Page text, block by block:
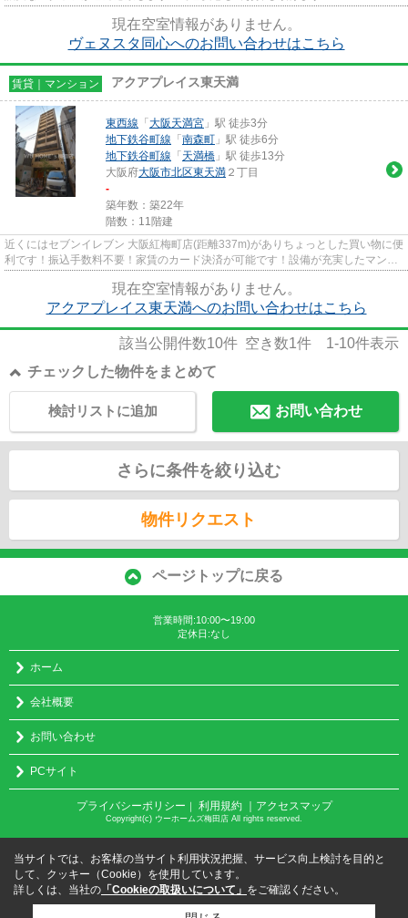
現在空室情報がありません。
ヴェヌスタ同心へのお問い合わせはこちら
賃貸｜マンション アクアプレイス東天満
東西線 「 大阪天満宮 」駅 徒歩3分
地下鉄谷町線 「 南森町 」駅 徒歩6分
地下鉄谷町線 「 天満橋 」駅 徒歩13分
大阪府大阪市北区東天満 ２丁目
-
築年数：築22年
階数：11階建
近くにはセブンイレブン 大阪紅梅町店(距離337m)がありちょっとした買い物に便
利です！振込手数料不要！家賃のカード決済が可能です！設備が充実したマンシ
現在空室情報がありません。
アクアプレイス東天満へのお問い合わせはこちら
該当公開件数10件 空き数1件 1-10件表示
チェックした物件をまとめて
お問い合わせ
検討リストに追加
さらに条件を絞り込む
物件リクエスト
ページトップに戻る
営業時間:10:00〜19:00
定休日:なし
ホーム
会社概要
お問い合わせ
PCサイト
プライバシーポリシー ｜ 利用規約 ｜アクセスマップ
Copyright(c) ウーホームズ梅田店 All rights reserved.
当サイトでは、お客様の当サイト利用状況把握、サービス向上検討を目的と
して、クッキー（Cookie）を使用しています。
詳しくは、当社の 「Cookieの取扱いについて」 をご確認ください。